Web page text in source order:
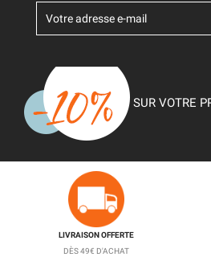
SUR VOTRE
LIVRAISON OFFERTE
DÈS 49€ D'ACHAT